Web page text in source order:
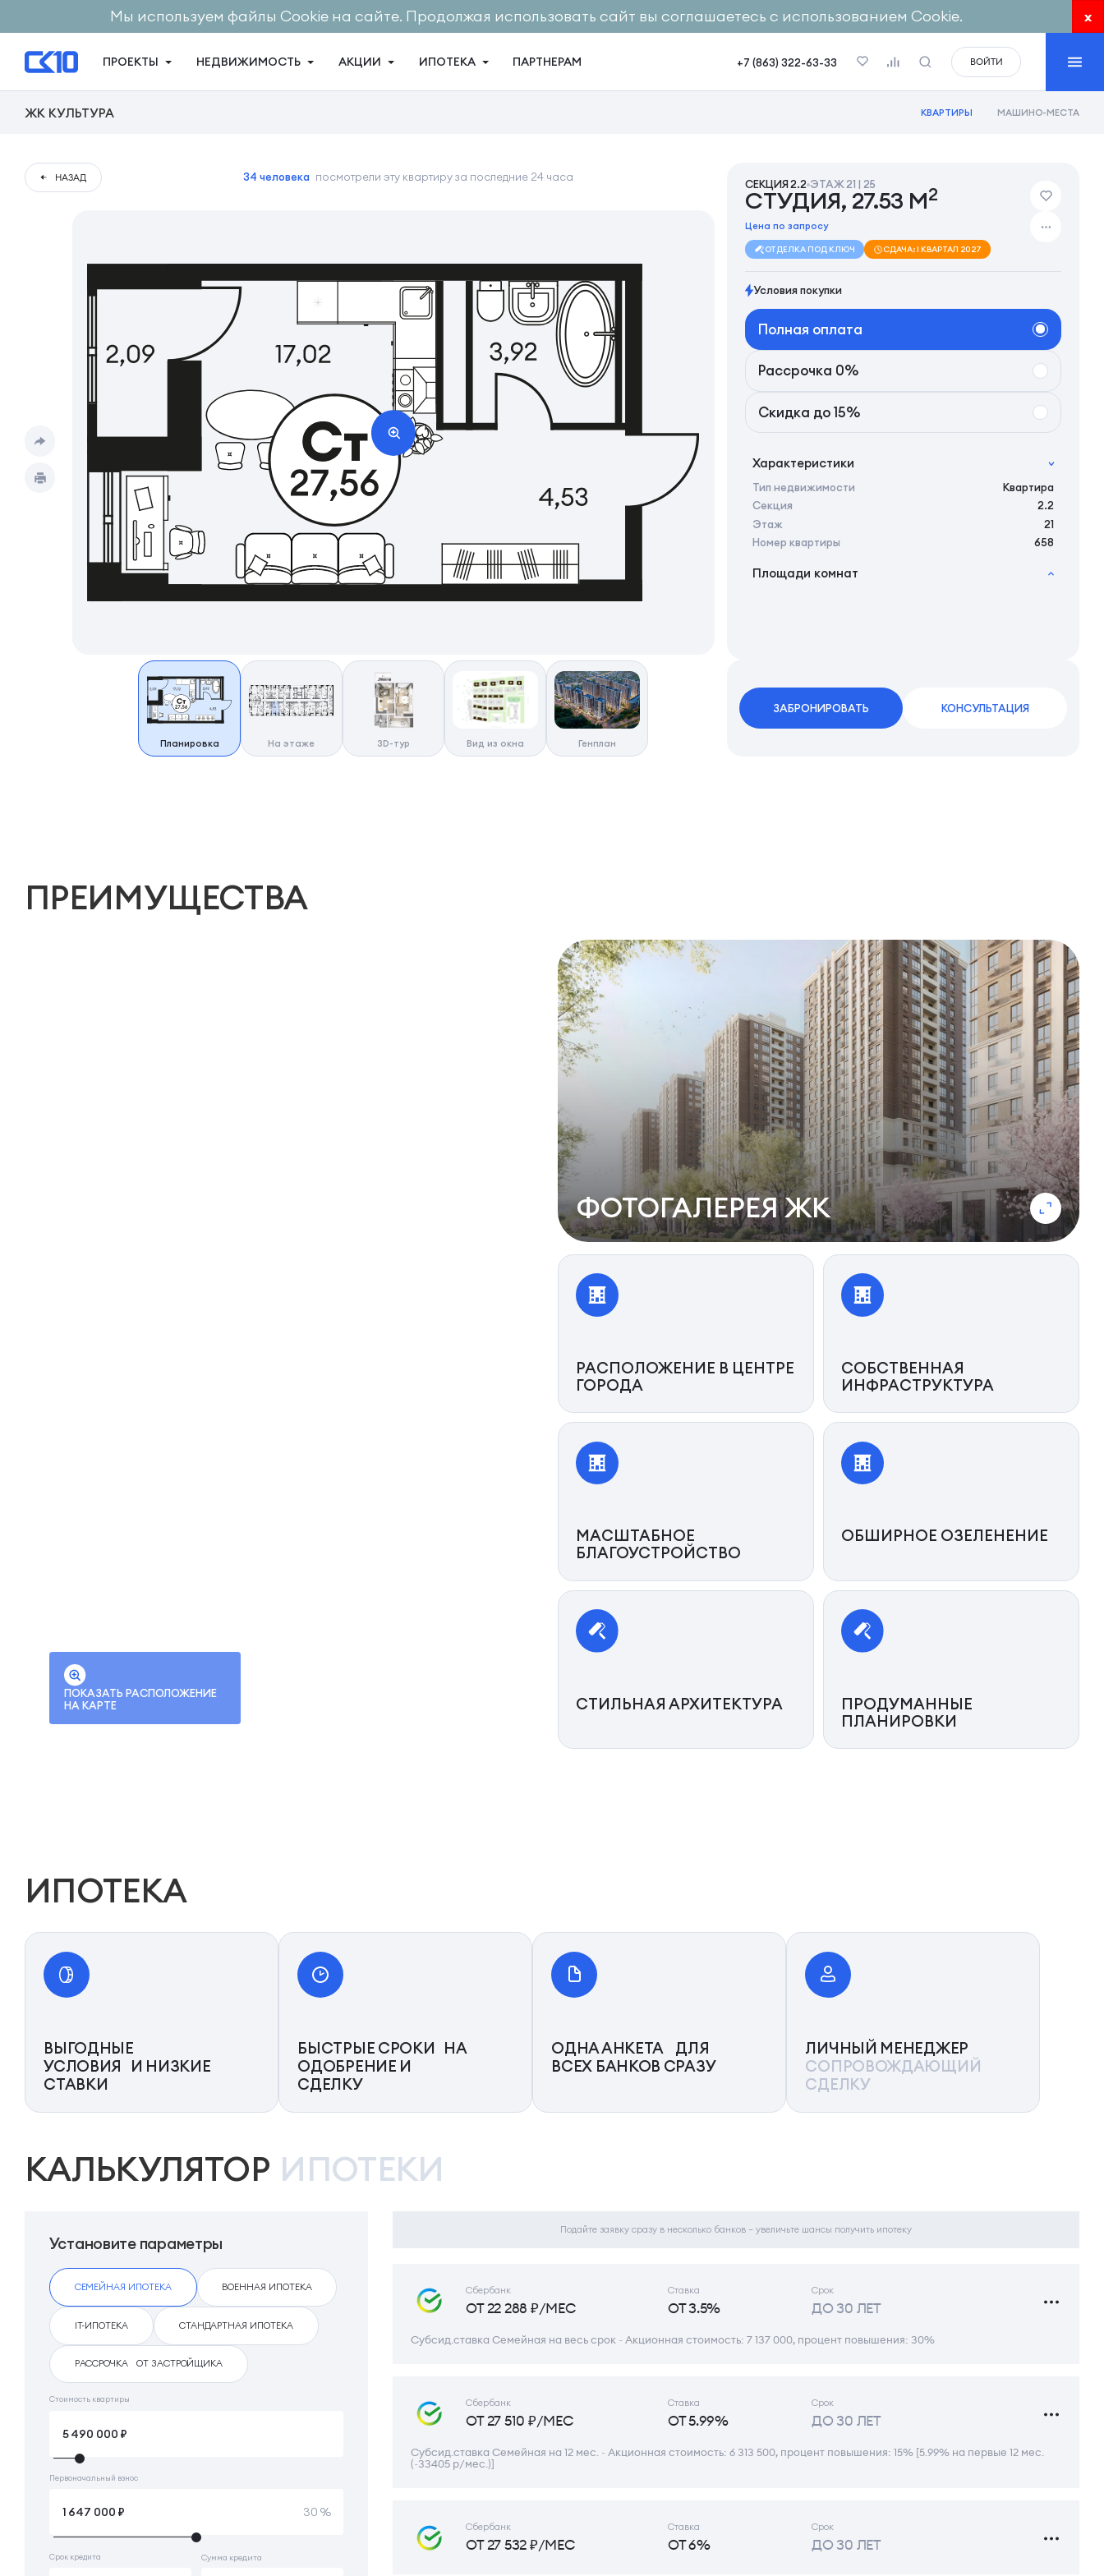
Мы используем файлы Cookie на сайте. Продолжая использовать сайт вы соглашаетесь с использованием Cookie. x
ПРОЕКТЫ НЕДВИЖИМОСТЬ АКЦИИ ИПОТЕКА ПАРТНЕРАМ +7 (863) 322-63-33 ВОЙТИ
ЖК КУЛЬТУРА КВАРТИРЫ МАШИНО-МЕСТА
НАЗАД 34 человека посмотрели эту квартиру за последние 24 часа
Планировка На этаже 3D-тур Вид из окна Генплан
СЕКЦИЯ 2.2 ЭТАЖ 21 | 25
СТУДИЯ, 27.53 М2
Цена по запросу
ОТДЕЛКА ПОД КЛЮЧ СДАЧА: I КВАРТАЛ 2027
Условия покупки
Полная оплата
Рассрочка 0%
Скидка до 15%
Характеристики
Тип недвижимости
Квартира
Секция
2.2
Этаж
21
Номер квартиры
658
Площади комнат
ЗАБРОНИРОВАТЬ КОНСУЛЬТАЦИЯ
ПРЕИМУЩЕСТВА
ПОКАЗАТЬ РАСПОЛОЖЕНИЕ
НА КАРТЕ
ФОТОГАЛЕРЕЯ ЖК
РАСПОЛОЖЕНИЕ В ЦЕНТРЕ
ГОРОДА
СОБСТВЕННАЯ
ИНФРАСТРУКТУРА
МАСШТАБНОЕ
БЛАГОУСТРОЙСТВО
ОБШИРНОЕ ОЗЕЛЕНЕНИЕ
СТИЛЬНАЯ АРХИТЕКТУРА
ПРОДУМАННЫЕ
ПЛАНИРОВКИ
ИПОТЕКА
ВЫГОДНЫЕ
УСЛОВИЯ И НИЗКИЕ
СТАВКИ
БЫСТРЫЕ СРОКИ НА
ОДОБРЕНИЕ И
СДЕЛКУ
ОДНА АНКЕТА ДЛЯ
ВСЕХ БАНКОВ СРАЗУ
ЛИЧНЫЙ МЕНЕДЖЕР
СОПРОВОЖДАЮЩИЙ
СДЕЛКУ
КАЛЬКУЛЯТОР ИПОТЕКИ
Установите параметры
СЕМЕЙНАЯ ИПОТЕКА ВОЕННАЯ ИПОТЕКА
IT-ИПОТЕКА СТАНДАРТНАЯ ИПОТЕКА
РАССРОЧКА ОТ ЗАСТРОЙЩИКА
Стоимость квартиры
Первоначальный взнос
30 %
Срок кредита Сумма кредита
Подайте заявку сразу в несколько банков – увеличьте шансы получить ипотеку
Сбербанк
ОТ 22 288 ₽/МЕС
Ставка
ОТ 3.5%
Срок
ДО 30 ЛЕТ
Субсид.ставка Семейная на весь срок ~ Акционная стоимость: 7 137 000, процент повышения: 30%
Сбербанк
ОТ 27 510 ₽/МЕС
Ставка
ОТ 5.99%
Срок
ДО 30 ЛЕТ
Субсид.ставка Семейная на 12 мес. ~ Акционная стоимость: 6 313 500, процент повышения: 15% [5.99% на первые 12 мес.
(~33405 р/мес.)]
Сбербанк
ОТ 27 532 ₽/МЕС
Ставка
ОТ 6%
Срок
ДО 30 ЛЕТ